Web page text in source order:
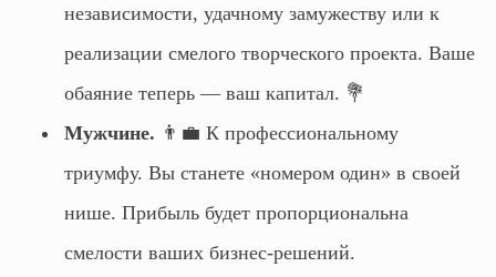
независимости, удачному замужеству или к
реализации смелого творческого проекта. Ваше
обаяние теперь — ваш капитал. 💐
Мужчине. 👨‍💼 К профессиональному
триумфу. Вы станете «номером один» в своей
нише. Прибыль будет пропорциональна
смелости ваших бизнес-решений.